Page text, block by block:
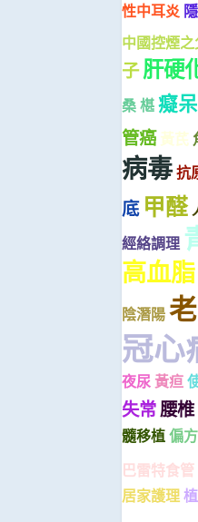
性中耳炎
中國控煙之
子肝硬
桑 椹癡呆
管癌 黃芪
病毒抗
底 甲醛
經絡調理
高血脂
陰潛陽
冠心
夜尿 黃疸
失常腰椎
髓移植偏方
巴雷特食管
居家護理